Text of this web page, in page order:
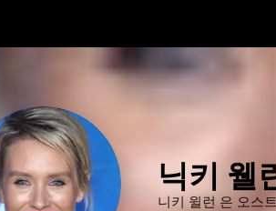
닉키 웰
니키 윌런 은 오스